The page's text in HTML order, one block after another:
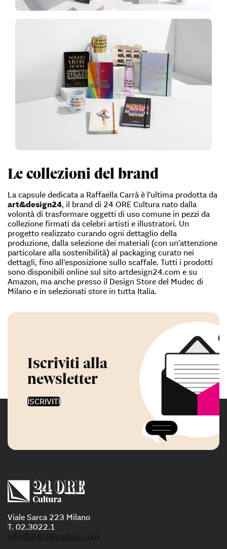
Le collezioni del brand
La capsule dedicata a Raffaella Carrà è l’ultima prodotta da
art&design24, il brand di 24 ORE Cultura nato dalla
volontà di trasformare oggetti di uso comune in pezzi da
collezione firmati da celebri artisti e illustratori. Un
progetto realizzato curando ogni dettaglio della
produzione, dalla selezione dei materiali (con un’attenzione
particolare alla sostenibilità) al packaging curato nei
dettagli, fino all’esposizione sullo scaffale. Tutti i prodotti
sono disponibili online sul sito artdesign24.com e su
Amazon, ma anche presso il Design Store del Mudec di
Milano e in selezionati store in tutta Italia.
Iscriviti alla
newsletter
ISCRIVITI
Viale Sarca 223 Milano
T. 02.3022.1
info@24OREcultura.com